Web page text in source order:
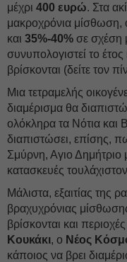
μέχρι 400 ευρώ. Στα
μακροχρόνια μίσθωση,
και 35%-40% σε σχέση
συνυπολογιστεί το
βρίσκονται (δείτε τον
Μια τετραμελής
διαμέρισμα θα
ολόκληρα τα Νότια και
διαπιστώσει, επίσης,
Σμύρνη, Αγιο Δημήτριο
κατασκευές
Μάλιστα, εξαιτίας της
βραχυχρόνιας
βρίσκονται και
Κουκάκι, ο Νέος
κάποιος να βρει